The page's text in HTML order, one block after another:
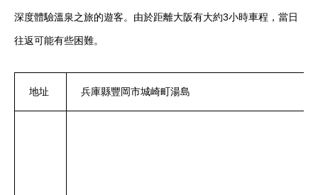
深度體驗溫泉之旅的遊客。由於距離大阪有大約3小時車程，當日
往返可能有些困難。
地址 兵庫縣豐岡市城崎町湯島